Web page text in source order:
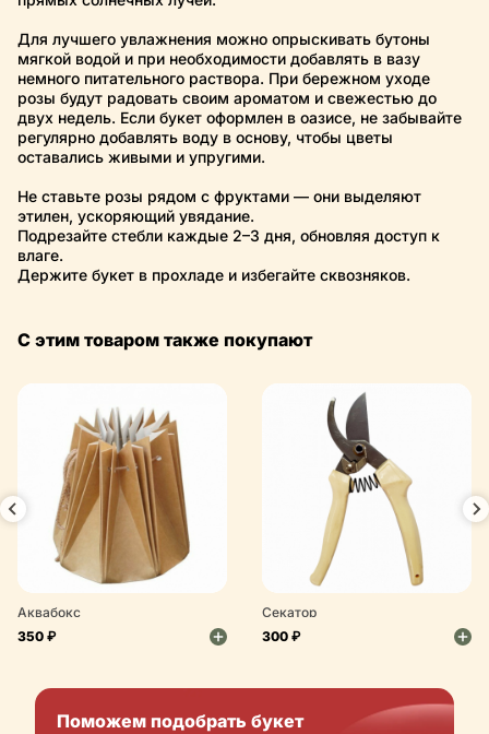
Для лучшего увлажнения можно опрыскивать бутоны
мягкой водой и при необходимости добавлять в вазу
немного питательного раствора. При бережном уходе
розы будут радовать своим ароматом и свежестью до
двух недель. Если букет оформлен в оазисе, не забывайте
регулярно добавлять воду в основу, чтобы цветы
оставались живыми и упругими.
Не ставьте розы рядом с фруктами — они выделяют
этилен, ускоряющий увядание.
Подрезайте стебли каждые 2–3 дня, обновляя доступ к
влаге.
Держите букет в прохладе и избегайте сквозняков.
С этим товаром также покупают
Аквабокс
350 ₽
Секатор
300 ₽
Поможем подобрать букет